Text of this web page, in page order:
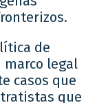
de
marco legal
casos que
que